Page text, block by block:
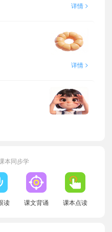
详情 >
详情 >
本同步学
读 课文背诵
课本点读